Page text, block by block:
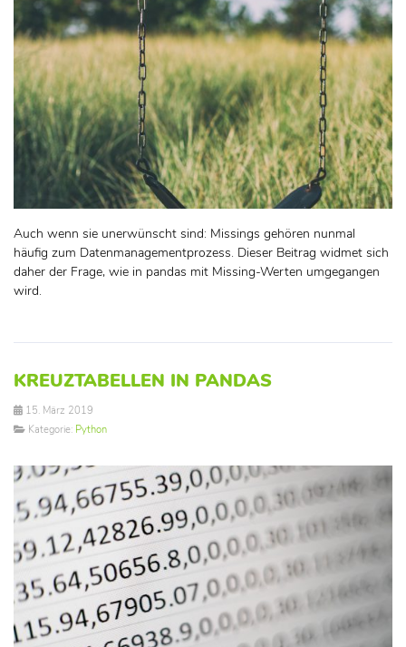
Auch wenn sie unerwünscht sind: Missings gehören nunmal
häufig zum Datenmanagementprozess. Dieser Beitrag widmet sich
daher der Frage, wie in pandas mit Missing-Werten umgegangen
wird.
KREUZTABELLEN IN PANDAS
15. März 2019
Kategorie: Python